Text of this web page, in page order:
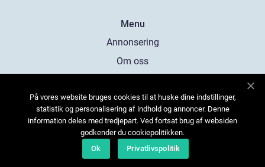
Menu
Annonsering
Om oss
Kontakta oss
Sitemap
På vores website bruges cookies til at huske dine indstillinger,
statistik og personalisering af indhold og annoncer. Denne
information deles med tredjepart. Ved fortsat brug af websiden
godkender du cookiepolitikken.
Ok
Privatlivspolitik